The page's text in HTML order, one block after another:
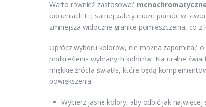
Warto również zastosować
odcieniach tej samej palety może pomóc w
zmniejsza widoczne granice pomieszczenia, co z
Oprócz wyboru kolorów, nie można zapominać o
podkreślenia wybranych kolorów. Naturalne
miękkie źródła światła, które będą
powiększenia.
Wybierz jasne kolory, aby odbić jak najwięcej